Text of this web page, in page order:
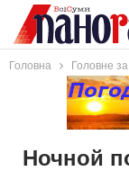
Головна Головне
Ночной